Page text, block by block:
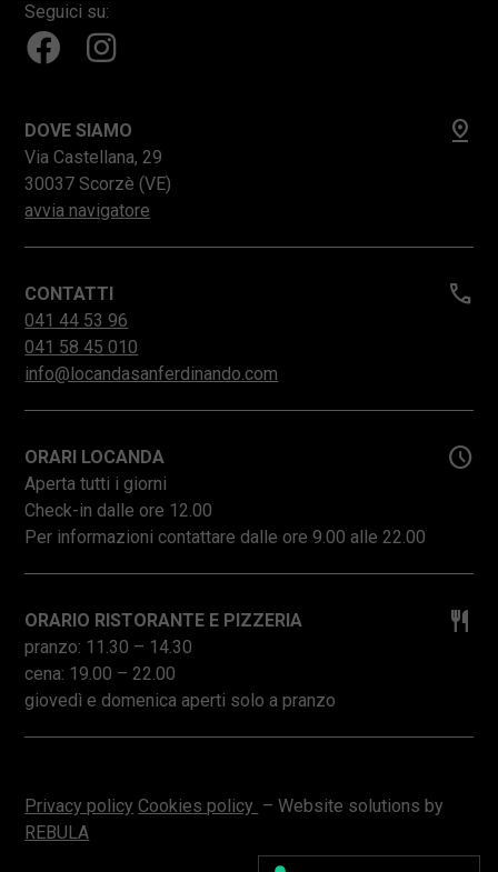
Seguici su:
DOVE SIAMO pin_drop
Via Castellana, 29
30037 Scorzè (VE)
avvia navigatore
CONTATTI call
041 44 53 96
041 58 45 010
info@locandasanferdinando.com
ORARI LOCANDA schedule
Aperta tutti i giorni
Check-in dalle ore 12.00
Per informazioni contattare dalle ore 9.00 alle 22.00
ORARIO RISTORANTE E PIZZERIA restaurant
pranzo: 11.30 – 14.30
cena: 19.00 – 22.00
giovedì e domenica aperti solo a pranzo
Privacy policy Cookies policy – Website solutions by
REBULA